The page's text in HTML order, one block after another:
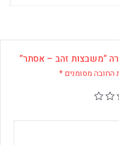
זהב – אסתר”
*